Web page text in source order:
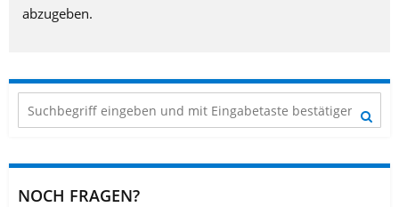
abzugeben.
NOCH FRAGEN?